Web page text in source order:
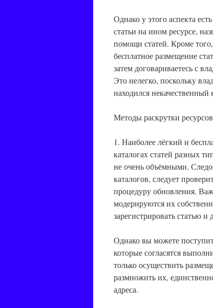
Однако у этого аспекта
статьи на ином ресурсе,
помощи статей. Кроме
бесплатное размещение
затем договариваетесь с
Это нелегко, поскольку
находился некачественный
Методы раскрутки
1. Наиболее лёгкий и
каталогах статей разных
не очень объёмными.
каталогов, следует
процедуру обновления.
модерируются их
зарегистрировать статью и
Однако вы можете
которые согласятся
только осуществить
размножить их,
адреса.